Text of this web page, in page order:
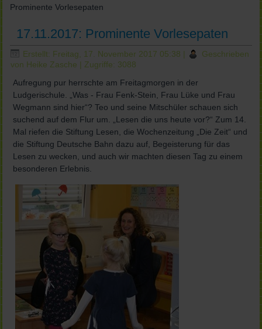
Prominente Vorlesepaten
17.11.2017: Prominente Vorlesepaten
Erstellt: Freitag, 17. November 2017 05:38 |
Geschrieben
von Heike Zasche | Zugriffe: 3088
Aufregung pur herrschte am Freitagmorgen in der
Ludgerischule. „Was - Frau Fenk-Stein, Frau Lüke und Frau
Wegmann sind hier“? Teo und seine Mitschüler schauen sich
suchend auf dem Flur um. „Lesen die uns heute vor?“ Zum 14.
Mal riefen die Stiftung Lesen, die Wochenzeitung „Die Zeit“ und
die Stiftung Deutsche Bahn dazu auf, Begeisterung für das
Lesen zu wecken, und auch wir machten diesen Tag zu einem
besonderen Erlebnis.